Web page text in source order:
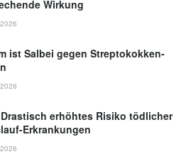
Wirkung
ist Salbei gegen Streptokokken-
erhöhtes Risiko tödlicher
Erkrankungen